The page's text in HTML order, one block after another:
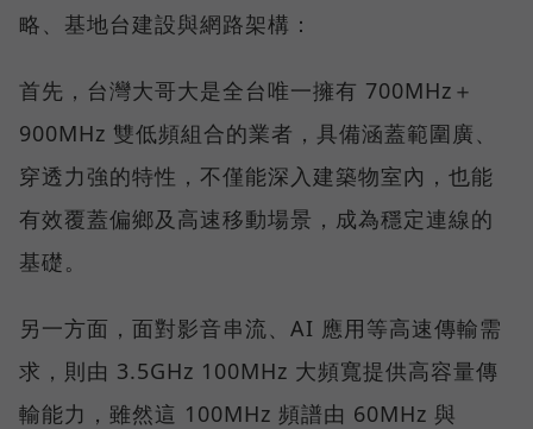
略、基地台建設與網路架構：
首先，台灣大哥大是全台唯一擁有 700MHz＋
900MHz 雙低頻組合的業者，具備涵蓋範圍廣、
穿透力強的特性，不僅能深入建築物室內，也能
有效覆蓋偏鄉及高速移動場景，成為穩定連線的
基礎。
另一方面，面對影音串流、AI 應用等高速傳輸需
求，則由 3.5GHz 100MHz 大頻寬提供高容量傳
輸能力，雖然這 100MHz 頻譜由 60MHz 與